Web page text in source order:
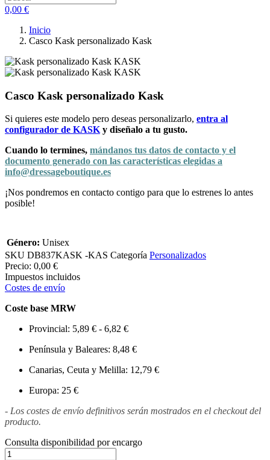
0,00 €
Inicio
Casco Kask personalizado Kask
Casco Kask personalizado Kask
Si quieres este modelo pero deseas personalizarlo, entra al
configurador de KASKy diseñalo a tu gusto.
Cuando lo termines, mándanos tus datos de contacto y el
documento generado con las características elegidas a
info@dressageboutique.es
¡Nos pondremos en contacto contigo para que lo estrenes lo antes
posible!
Género: Unisex
SKU DB837KASK -KAS Categoría Personalizados
Precio: 0,00 €
Impuestos incluidos
Costes de envío
Coste base MRW
Provincial: 5,89 € - 6,82 €
Península y Baleares: 8,48 €
Canarias, Ceuta y Melilla: 12,79 €
Europa: 25 €
- Los costes de envío definitivos serán mostrados en el checkout del
producto.
Consulta disponibilidad por encargo